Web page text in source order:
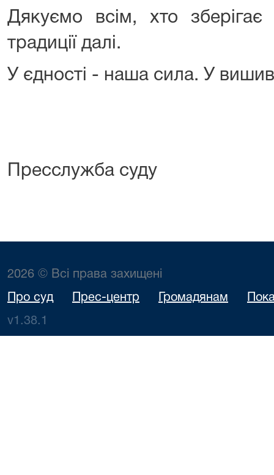
Дякуємо всім, хто зберігає
традиції далі.
У єдності - наша сила. У
Пресслужба суду
2026 © Всі права захищені
Про суд Прес-центр Громадянам
v1.38.1